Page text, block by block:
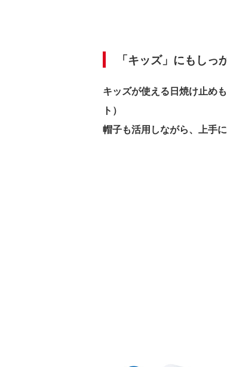
「キッズ」にもしっ
キッズが使える日焼け止め
ト）
帽子も活用しながら、上手